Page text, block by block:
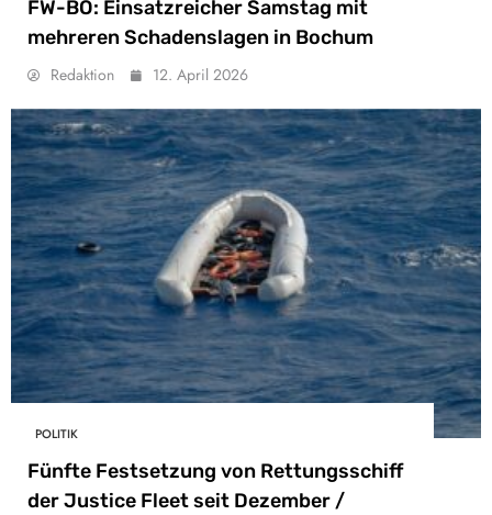
FW-BO: Einsatzreicher Samstag mit
mehreren Schadenslagen in Bochum
Redaktion 12. April 2026
POLITIK
Fünfte Festsetzung von Rettungsschiff
der Justice Fleet seit Dezember /